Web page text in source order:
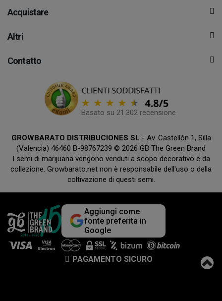
Acquistare
Altri
Contatto
Basato su 21.302 recensione
GROWBARATO DISTRIBUCIONES SL - Av. Castellón 1, Silla
(Valencia) 46460 B-98767239 © 2026 GB The Green Brand
I semi di marijuana vengono venduti a scopo decorativo e da
collezione. Growbarato.net non è responsabile dell'uso o della
coltivazione di questi semi.
Aggiungi come
fonte preferita in
Google
PAGAMENTO SICURO